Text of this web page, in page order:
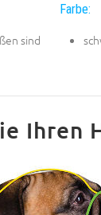
sind
Farbe:
Ihren